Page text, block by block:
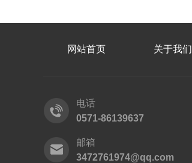
网站首页 关于我们
电话
0571-86139637
邮箱
3472761974@qq.com